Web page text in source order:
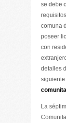
se debe
comuna
poseer
con
detalles
La